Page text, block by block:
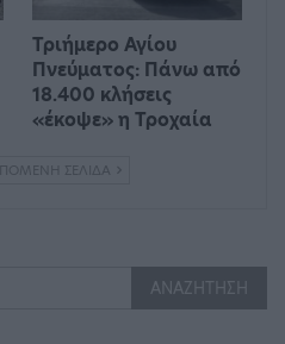
Τριήμερο Αγίου
Πνεύματος: Πάνω από
18.400 κλήσεις
«έκοψε» η Τροχαία
ΕΠΌΜΕΝΗ ΣΕΛΊΔΑ